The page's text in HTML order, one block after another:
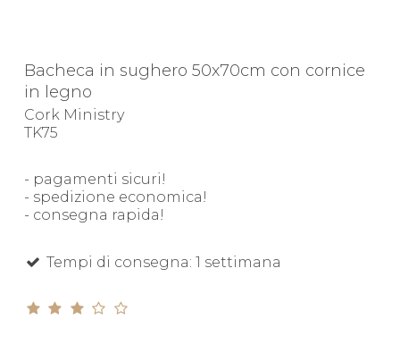
Bacheca in sughero 50x70cm con cornice
in legno
Cork Ministry
TK75
- pagamenti sicuri!
- spedizione economica!
- consegna rapida!
Tempi di consegna: 1 settimana